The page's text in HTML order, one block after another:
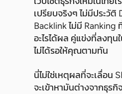
เปรียบจริงๆ ไม่มีประวัติ
Backlink ไม่มี Ranking
อะไรได้ผล คู่แข่งที่ลงทุน
ไม่ได้รอให้คุณตามทัน
นี่ไม่ใช่เหตุผลที่จะเลื่อน
จะเข้าหามันต่างจากธุร